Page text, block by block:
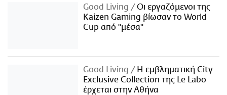
Good Living
Οι εργαζόμενοι της
Kaizen Gaming βίωσαν το World
Cup από "μέσα"
Good Living
Η εμβληματική City
Exclusive Collection της Le Labo
έρχεται στην Αθήνα